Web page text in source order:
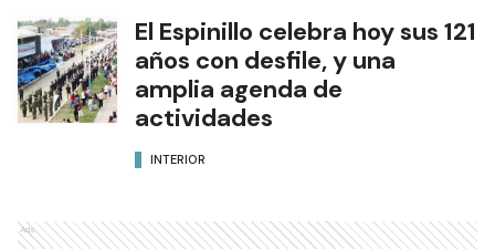
El Espinillo celebra hoy sus 121
años con desfile, y una
amplia agenda de
actividades
INTERIOR
Ads